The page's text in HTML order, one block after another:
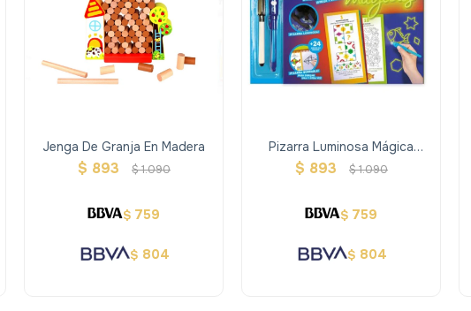
Jenga De Granja En Madera
$ 893 $1.090
$ 759
$ 804
Pizarra Luminosa Mágica
Imagiland Juegos De Ingenio
$ 893 $1.090
$ 759
$ 804